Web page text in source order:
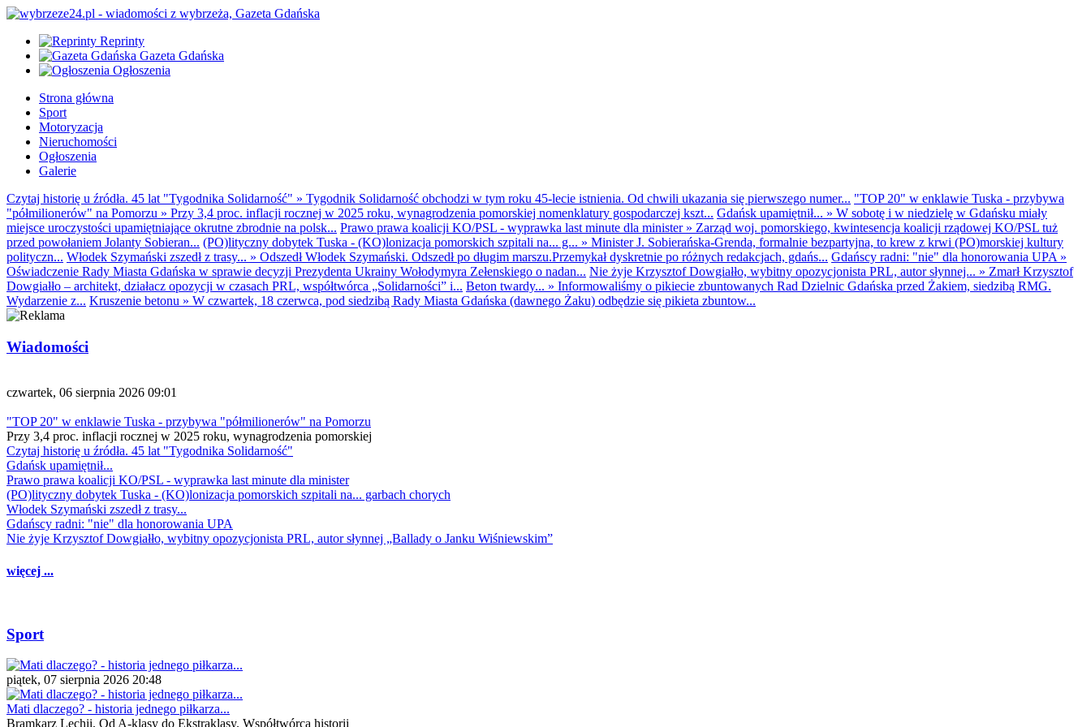
Reprinty
Gazeta Gdańska
Ogłoszenia
Strona główna
Sport
Motoryzacja
Nieruchomości
Ogłoszenia
Galerie
Czytaj historię u źródła. 45 lat "Tygodnika Solidarność" » Tygodnik Solidarność obchodzi w tym roku 45-lecie istnienia. Od chwili ukazania się pierwszego numer... "TOP 20" w enklawie Tuska - przybywa
"półmilionerów" na Pomorzu » Przy 3,4 proc. inflacji rocznej w 2025 roku, wynagrodzenia pomorskiej nomenklatury gospodarczej kszt... Gdańsk upamiętnił... » W sobotę i w niedzielę w Gdańsku miały
miejsce uroczystości upamiętniające okrutne zbrodnie na polsk... Prawo prawa koalicji KO/PSL - wyprawka last minute dla minister» Zarząd woj. pomorskiego, kwintesencja koalicji rządowej KO/PSL tuż
przed powołaniem Jolanty Sobieran... (PO)lityczny dobytek Tuska - (KO)lonizacja pomorskich szpitali na... g... » Minister J. Sobierańska-Grenda, formalnie bezpartyjna, to krew z krwi (PO)morskiej kultury
polityczn... Włodek Szymański zszedł z trasy... » Odszedł Włodek Szymański. Odszedł po długim marszu.Przemykał dyskretnie po różnych redakcjach, gdańs... Gdańscy radni: "nie" dla honorowania UPA »
Oświadczenie Rady Miasta Gdańska w sprawie decyzji Prezydenta Ukrainy Wołodymyra Zełenskiego o nadan... Nie żyje Krzysztof Dowgiałło, wybitny opozycjonista PRL, autor słynnej... » Zmarł Krzysztof
Dowgiałło – architekt, działacz opozycji w czasach PRL, współtwórca „Solidarności” i... Beton twardy... » Informowaliśmy o pikiecie zbuntowanych Rad Dzielnic Gdańska przed Żakiem, siedzibą RMG.
Wydarzenie z... Kruszenie betonu » W czwartek, 18 czerwca, pod siedzibą Rady Miasta Gdańska (dawnego Żaku) odbędzie się pikieta zbuntow...
Wiadomości
czwartek, 06 sierpnia 2026 09:01
"TOP 20" w enklawie Tuska - przybywa "półmilionerów" na Pomorzu
Przy 3,4 proc. inflacji rocznej w 2025 roku, wynagrodzenia pomorskiej
Czytaj historię u źródła. 45 lat "Tygodnika Solidarność"
Gdańsk upamiętnił...
Prawo prawa koalicji KO/PSL - wyprawka last minute dla minister
(PO)lityczny dobytek Tuska - (KO)lonizacja pomorskich szpitali na... garbach chorych
Włodek Szymański zszedł z trasy...
Gdańscy radni: "nie" dla honorowania UPA
Nie żyje Krzysztof Dowgiałło, wybitny opozycjonista PRL, autor słynnej „Ballady o Janku Wiśniewskim”
więcej ...
Sport
piątek, 07 sierpnia 2026 20:48
Mati dlaczego? - historia jednego piłkarza...
Bramkarz Lechii. Od A-klasy do Ekstraklasy. Współtwórca historii